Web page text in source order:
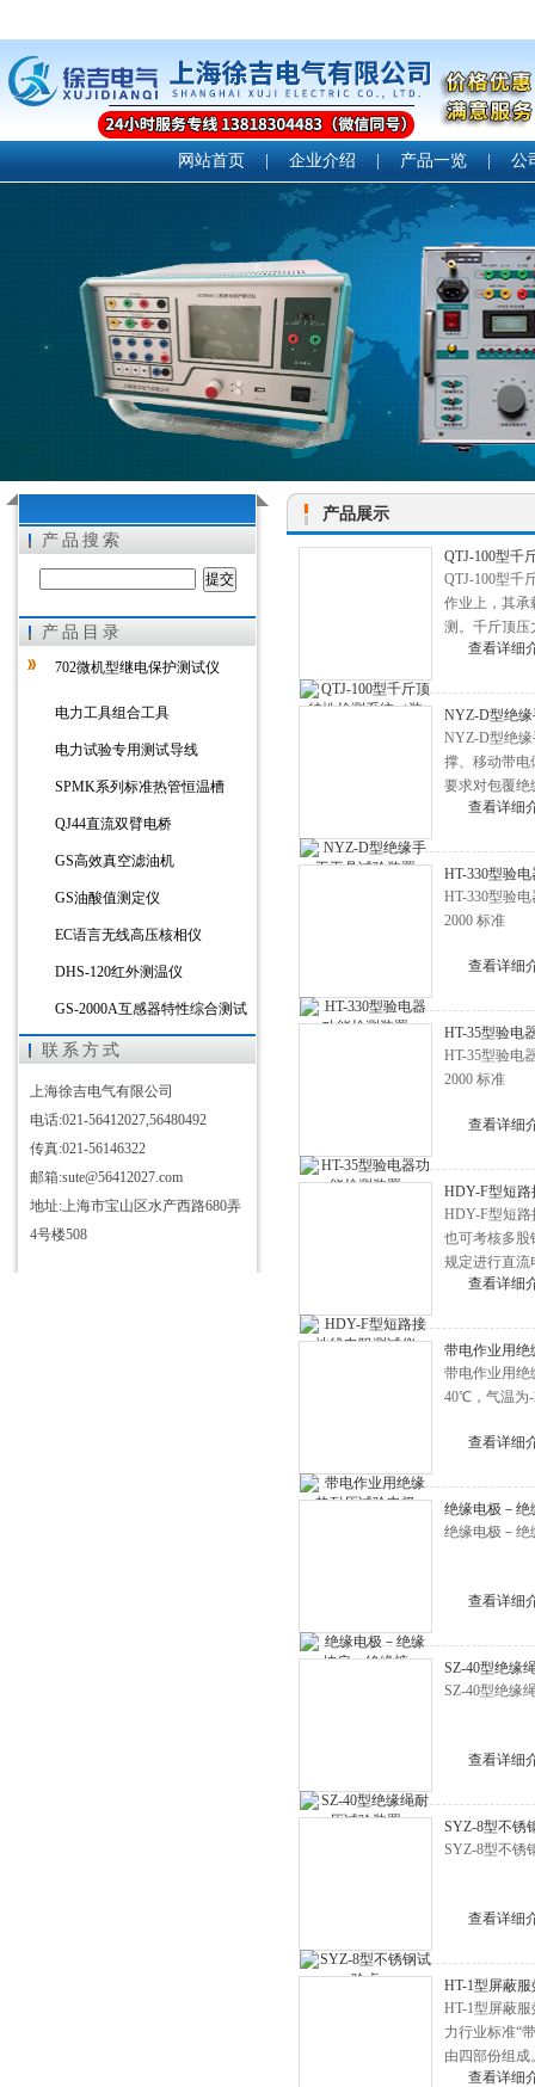
上海徐吉电气有限公司
网站首页 | 企业介绍 | 产品一览 | 公
产品搜索
产品目录
702微机型继电保护测试仪
电力工具组合工具
电力试验专用测试导线
SPMK系列标准热管恒温槽
QJ44直流双臂电桥
GS高效真空滤油机
GS油酸值测定仪
EC语言无线高压核相仪
DHS-120红外测温仪
GS-2000A互感器特性综合测试
仪 HYBL氧化锌避雷器带电测试仪
702微机型继电保护测试仪
GS变压器直流电阻测试仪
DC2000B高压开关综合特性测
GS遥控型高压电缆刺扎器
联系方式
上海徐吉电气有限公司
电话:021-56412027,56480492
传真:021-56146322
邮箱:sute@56412027.com
地址:上海市宝山区水产西路680弄
4号楼508
产品展示
QTJ-100型千
QTJ-100型千
作业上，其承
测。千斤顶压
查看详细
NYZ-D型绝
NYZ-D型绝
撑、移动带电
要求对包覆绝
安全。查看详细
HT-330型验
HT-330型验
2000 标准
查看详细
HT-35型验电
HT-35型验电
2000 标准
查看详细
HDY-F型短
HDY-F型短
也可考核多股
规定进行直流
查看详细
带电作业用绝
带电作业用绝
40℃，气温为-
查看详细
绝缘电极－绝
绝缘电极－绝
查看详细
SZ-40型绝缘
SZ-40型绝缘
查看详细
SYZ-8型不锈
SYZ-8型不锈
查看详细
HT-1型屏蔽
HT-1型屏蔽
力行业标准“
由四部份组成
查看详细